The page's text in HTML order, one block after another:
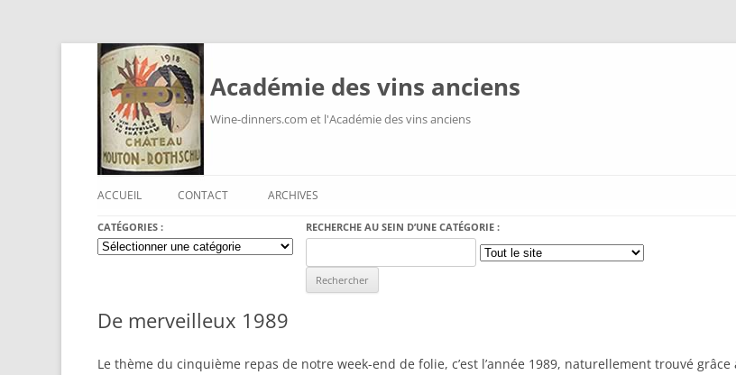
Académie des vins anciens
Wine-dinners.com et l'Académie des vins anciens
ACCUEIL CONTACT ARCHIVES
CATÉGORIES :
Catégories
:
RECHERCHE AU SEIN D’UNE CATÉGORIE :
for:
De merveilleux 1989
Le thème du cinquième repas de notre week-end de folie, c’est l’année 1989, naturellement trouvé